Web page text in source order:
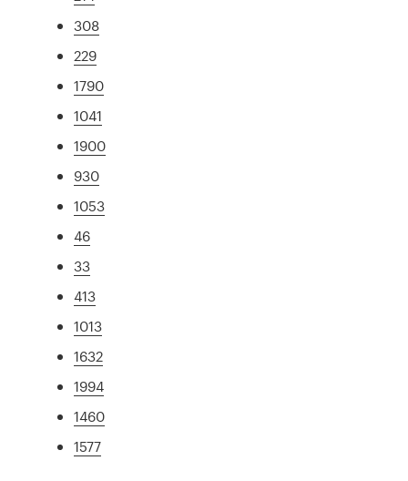
308
229
1790
1041
1900
930
1053
46
33
413
1013
1632
1994
1460
1577